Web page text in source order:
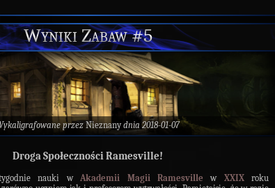
Wyniki Zabaw #5
przez Nieznanydnia 2018-01-07
Droga Społeczności Ramesville!
nauki w Akademii Magii Ramesville w XXIX
roku